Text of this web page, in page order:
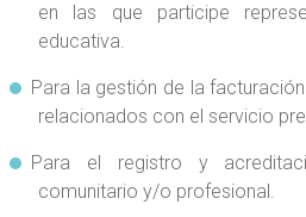
en las que participe
educativa.
Para la gestión de la
relacionados con el servicio
Para el registro y
comunitario y/o profesional.